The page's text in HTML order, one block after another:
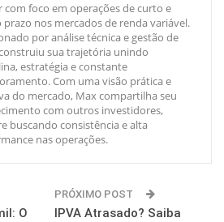
com foco em operações de curto e
prazo nos mercados de renda variável.
por análise técnica e gestão de
sua trajetória unindo
estratégia e constante
Com uma visão prática e
do mercado, Max compartilha seu
com outros investidores,
buscando consistência e alta
nas operações.
O
PRÓXIMO POST
IPVA Atrasado? Saiba